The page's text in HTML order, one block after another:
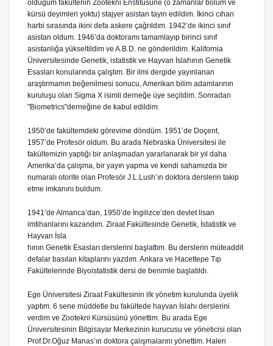
olduğum fakültenin Zootekni Enstitüsüne (o zamanlar bölüm ve
kürsü deyimleri yoktu) stajyer asistan tayin edildim. İkinci cıhan
harbi sırasında ikini defa askere çağrıldım. 1942’de ikinci sınıf
asistan oldum. 1946’da doktoramı tamamlayıp birinci sınıf
asistanlığa yükseltildim ve A.B.D. ne gönderildim. Kalifornia
Üniversitesinde Genetik, istatistik ve Hayvan İslahının Genetik
Esasları konularında çalıştım. Bir ilmi dergide yayınlanan
araştırmamın beğenilmesi sonucu, Amerikan bilim adamlarının
kuruluşu olan Sigma X isimli derneğe üye seçildim. Sonradan
"Biometrics"derneğine de kabul edildim.
1950’de fakültemdeki görevime döndüm. 1951’de Doçent,
1957’de Profesör oldum. Bu arada Nebraska Üniversitesi ile
fakültemizin yaptığı bir anlaşmadan yararlanarak bir yıl daha
Amerika’da çalışma, bir yayın yapma ve kendi sahamızda bir
numaralı otorite olan Profesör J.L.Lush’ın doktora derslerin takip
etme imkanını buldum.
1941’de Almanca’dan, 1950’de İngilizce’den devlet lisan
imtihanlarını kazandım. Ziraat Fakültesinde Genetik, İstatistik ve
Hayvan İsla
hının Genetik Esasları derslerini başlattım. Bu derslerin müteaddit
defalar basılan kitaplarını yazdım. Ankara ve Hacettepe Tıp
Fakültelerinde Biyoistatistik dersi de benimle başlatıldı.
Ege Üniversitesi Ziraat Fakültesinin ilk yönetim kurulunda üyelik
yaptım. 6 sene müddetle bu fakültede hayvan İslahı derslerini
verdim ve Zootekni Kürsüsünü yönettim. Bu arada Ege
Üniversitesinin Bilgisayar Merkezinin kurucusu ve yöneticisi olan
Prof.Dr.Oğuz Manas’ın doktora çalışmalarını yönettim. Halen